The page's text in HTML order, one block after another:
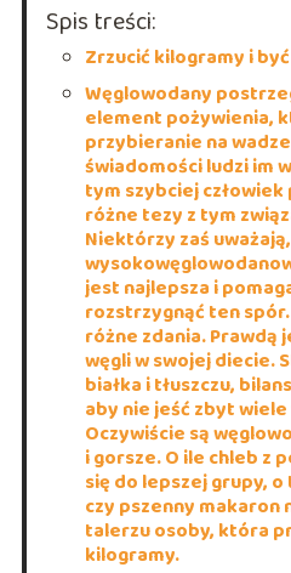
Spis treści:
Zrzucić kilogramy i
Węglowodany
element pożywienia,
przybieranie na
świadomości ludzi im
tym szybciej
różne tezy z tym
Niektórzy zaś
jest najlepsza i
rozstrzygnąć ten
różne zdania. Prawdą
węgli w swojej diecie.
białka i tłuszczu,
aby nie jeść zbyt
Oczywiście są
i gorsze. O ile chleb z
się do lepszej grupy,
czy pszenny makaron
talerzu osoby, która
kilogramy.